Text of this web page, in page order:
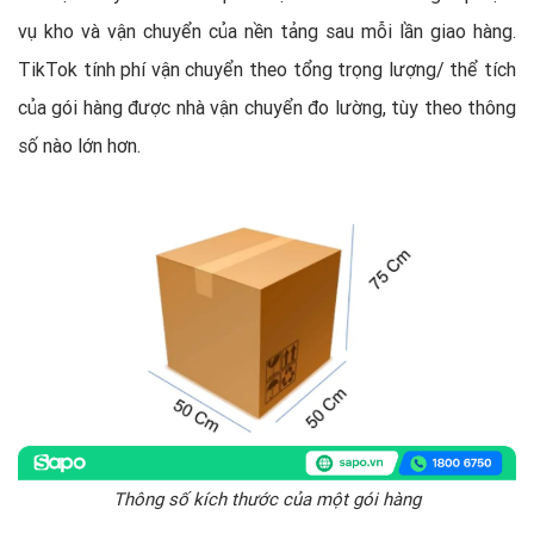
vụ kho và vận chuyển của nền tảng sau mỗi lần giao hàng.
TikTok tính phí vận chuyển theo tổng trọng lượng/ thể tích
của gói hàng được nhà vận chuyển đo lường, tùy theo thông
số nào lớn hơn.
Thông số kích thước của một gói hàng